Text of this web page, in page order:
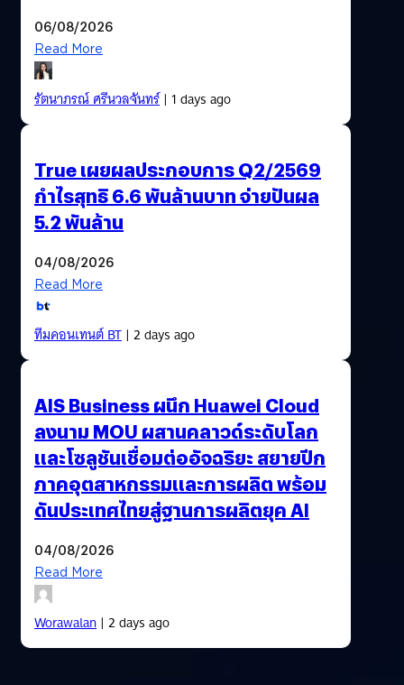
06/08/2026
Read More
รัตนาภรณ์ ศรีนวลจันทร์| 1 days ago
True เผยผลประกอบการ Q2/2569
กำไรสุทธิ 6.6 พันล้านบาท จ่ายปันผล
5.2 พันล้าน
04/08/2026
Read More
ทีมคอนเทนต์ BT| 2 days ago
AIS Business ผนึก Huawei Cloud
ลงนาม MOU ผสานคลาวด์ระดับโลก
และโซลูชันเชื่อมต่ออัจฉริยะ สยายปีก
ภาคอุตสาหกรรมและการผลิต พร้อม
ดันประเทศไทยสู่ฐานการผลิตยุค AI
04/08/2026
Read More
Worawalan| 2 days ago